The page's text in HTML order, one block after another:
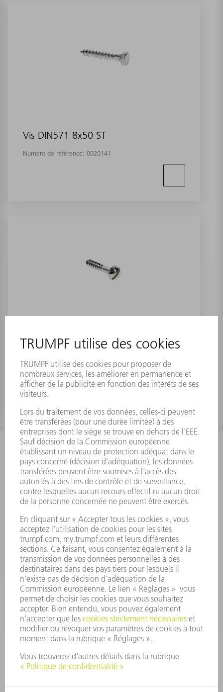
Vis DIN571 8x50 ST
Numéro de référence: 0020141
Vis DIN96 8x50 ST
Numéro de référence:0061697
INFORMATION
Foire aux questions
Termes et conditions
CONTACT
01 48 17 37 73
Lun - Jeu 08:00h - 16:30h
Ven 08:00h - 12:30h
outillages@fr.TRUMPF.com
CONTACT
Pièces Détachées
01 48 17 37 57
Lun – Ven 8:30h - 17:30h
pieces.detachees@trumpf.com